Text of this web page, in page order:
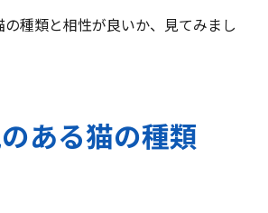
種類と相性が良いか、見てみまし
ある猫の種類